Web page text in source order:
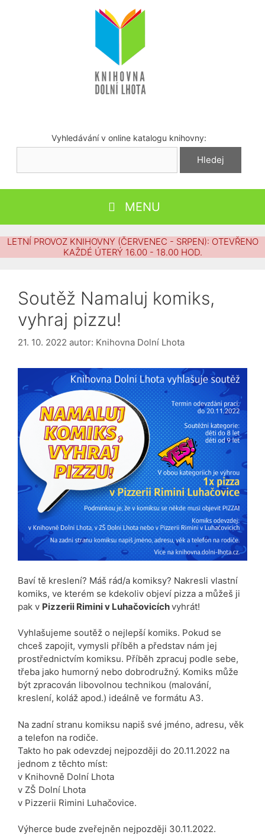
Vyhledávání v online katalogu knihovny:
MENU
LETNÍ PROVOZ KNIHOVNY (ČERVENEC - SRPEN): OTEVŘENO
KAŽDÉ ÚTERÝ 16.00 - 18.00 HOD.
Soutěž Namaluj komiks,
vyhraj pizzu!
21. 10. 2022 autor: Knihovna Dolní Lhota
Baví tě kreslení? Máš rád/a komiksy? Nakresli vlastní
komiks, ve kterém se kdekoliv objeví pizza a můžeš ji
pak v Pizzerii Rimini v Luhačovicíchvyhrát!
Vyhlašujeme soutěž o nejlepší komiks. Pokud se
chceš zapojit, vymysli příběh a představ nám jej
prostřednictvím komiksu. Příběh zpracuj podle sebe,
třeba jako humorný nebo dobrodružný. Komiks může
být zpracován libovolnou technikou (malování,
kreslení, koláž apod.) ideálně ve formátu A3.
Na zadní stranu komiksu napiš své jméno, adresu, věk
a telefon na rodiče.
Takto ho pak odevzdej nejpozději do 20.11.2022 na
jednom z těchto míst:
v Knihovně Dolní Lhota
v ZŠ Dolní Lhota
v Pizzerii Rimini Luhačovice.
Výherce bude zveřejněn nejpozději 30.11.2022.